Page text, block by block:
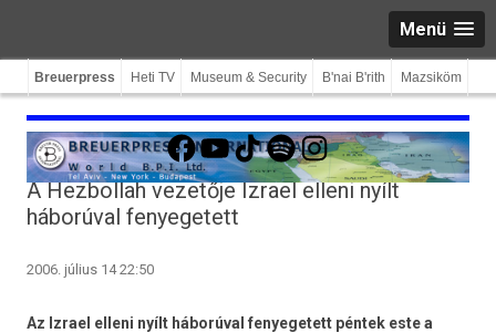
Menü
Breuerpress Heti TV Museum & Security B'nai B'rith Mazsiköm
Facebook
YouTube
TikTokSpotifyInstagram
A Hezbollah vezetője Izrael elleni nyílt
háborúval fenyegetett
2006. július 14 22:50
Az Izrael elleni nyílt háborúval fenyegetett péntek este a